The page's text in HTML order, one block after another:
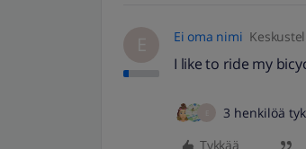
E Ei oma nimi
I like to ride my
3 henkilöä
Tykkää